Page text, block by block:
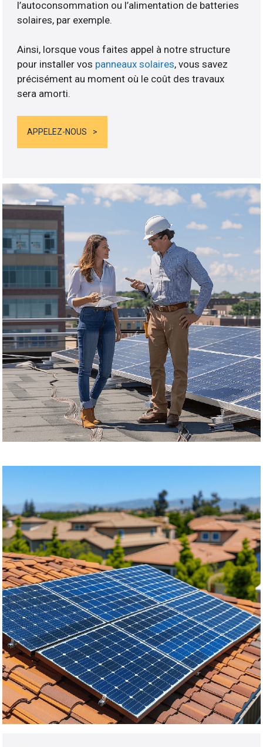
l’autoconsommation ou l’alimentation de batteries
solaires, par exemple.
Ainsi, lorsque vous faites appel à notre structure
pour installer vos panneaux solaires, vous savez
précisément au moment où le coût des travaux
sera amorti.
APPELEZ-NOUS